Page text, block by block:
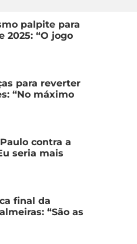
palpite para
2025: “O jogo
para reverter
“No máximo
contra a
seria mais
final da
“São as